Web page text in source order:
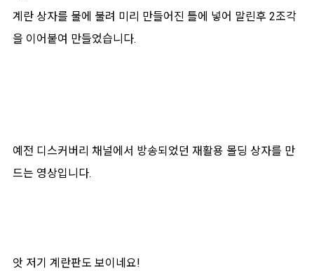
계란 상자를 물에 불려 미리 만들어진 틀에 넣어 말린후 2조각
을 이어붙여 만들었습니다.
예전 디스커버리 채널에서 방송되었던 재활용 몰딩 상자를 만
드는 영상입니다.
앗 저기 계란판도 보이네요!